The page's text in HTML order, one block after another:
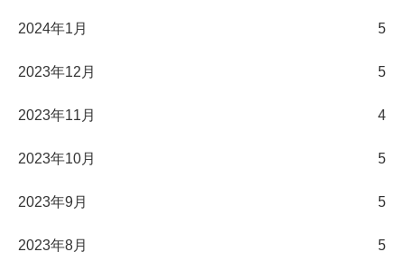
2024年1月 5
2023年12月 5
2023年11月 4
2023年10月 5
2023年9月 5
2023年8月 5